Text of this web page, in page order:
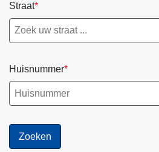
Straat
Huisnummer